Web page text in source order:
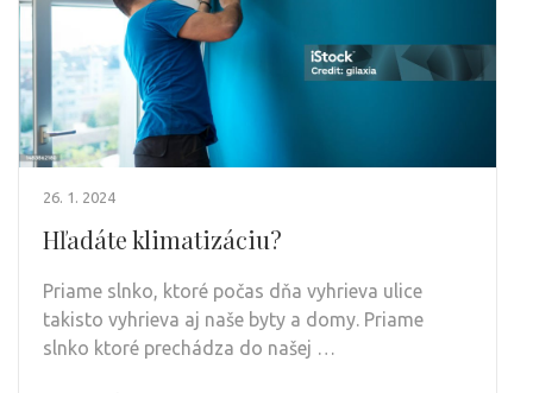
26. 1. 2024
Hľadáte klimatizáciu?
Priame slnko, ktoré počas dňa vyhrieva ulice
takisto vyhrieva aj naše byty a domy. Priame
slnko ktoré prechádza do našej …